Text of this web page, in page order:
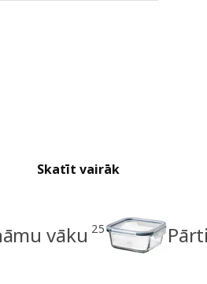
Skatīt vairāk
vāku 25